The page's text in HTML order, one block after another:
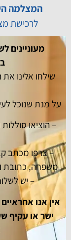
המצלמה
לרכישת
מעוניינים
שילחו אלינו
על מנת שנוכל
– הוציאו
– צרפו מכתב
משפחה, כתובת
– יש
אין אנו
ישר או עקיף